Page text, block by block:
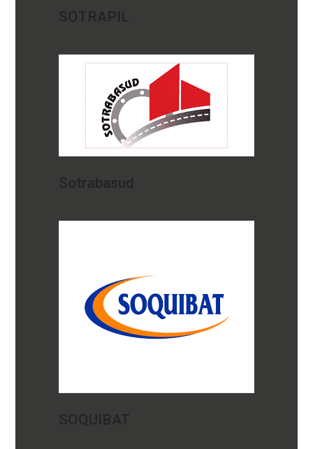
SOTRAPIL
Sotrabasud
SOQUIBAT